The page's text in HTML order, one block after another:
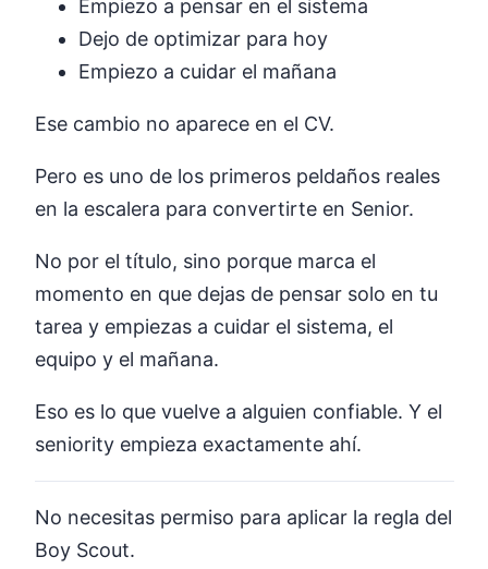
Empiezo a pensar en el sistema
Dejo de optimizar para hoy
Empiezo a cuidar el mañana
Ese cambio no aparece en el CV.
Pero es uno de los primeros peldaños reales
en la escalera para convertirte en Senior.
No por el título, sino porque marca el
momento en que dejas de pensar solo en tu
tarea y empiezas a cuidar el sistema, el
equipo y el mañana.
Eso es lo que vuelve a alguien confiable. Y el
seniority empieza exactamente ahí.
No necesitas permiso para aplicar la regla del
Boy Scout.